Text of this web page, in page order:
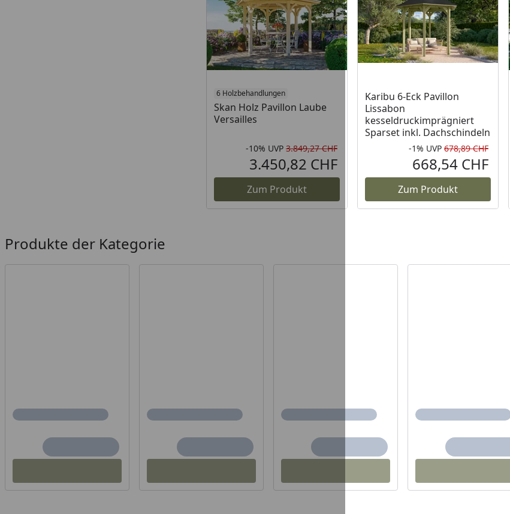
6 Holzbehandlungen
Skan Holz Pavillon Laube
Versailles
Rabatt in Prozent
-10%
Ursprünglicher Preis
UVP 3.849,27 CHF
3.450,82 CHF
Zum Produkt
Karibu 6-Eck Pavillon
Lissabon
kesseldruckimprägniert
Sparset inkl. Dachschindeln
-1% UVP 678,89 CHF
668,54 CHF
Zum Produkt
Produkte der Kategorie